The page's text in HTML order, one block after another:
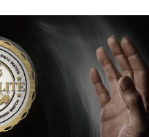
度培训课程排期：从0